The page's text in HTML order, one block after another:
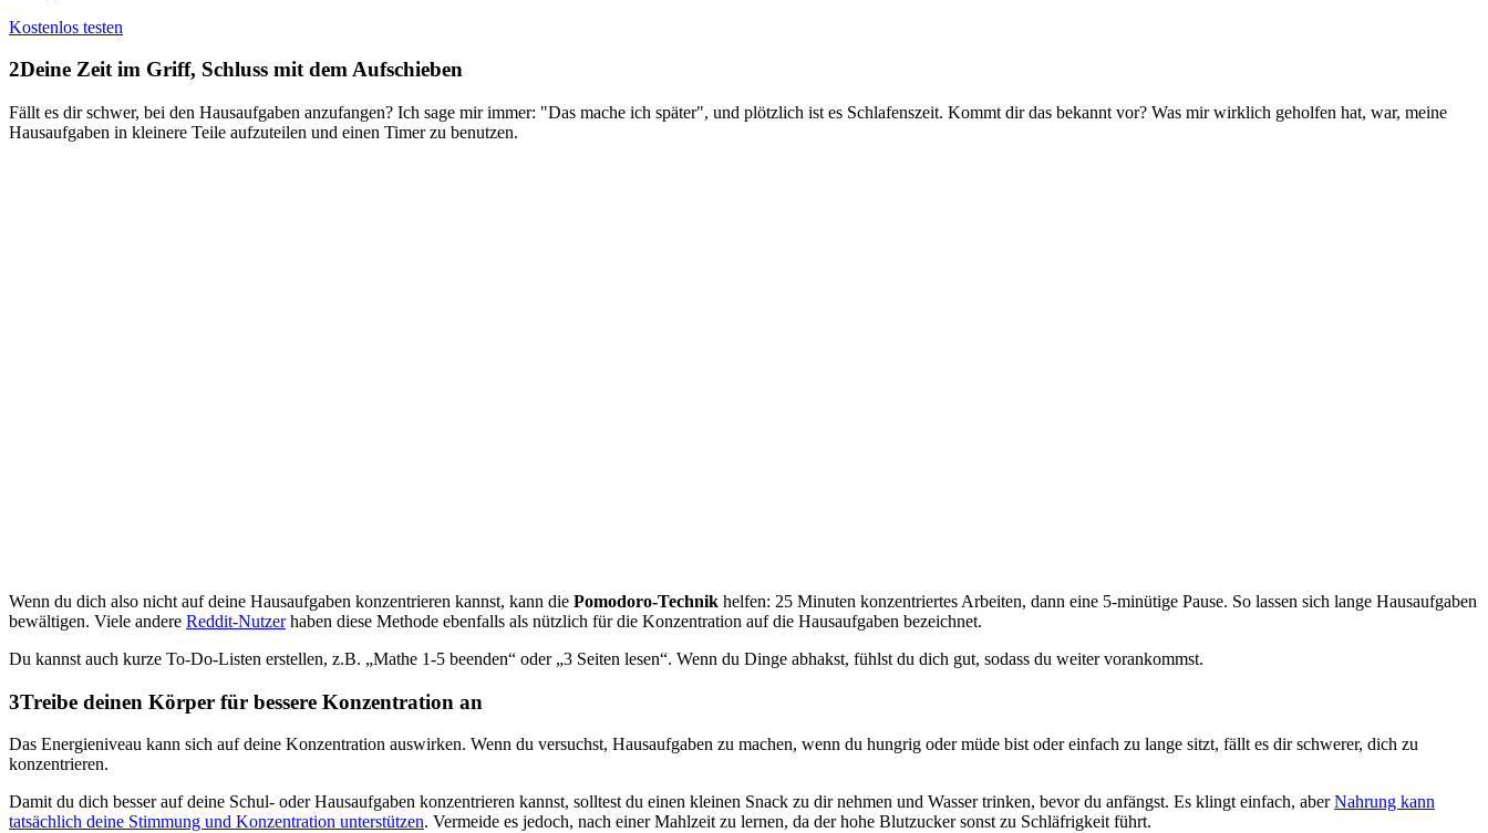
Kostenlos testen
2Deine Zeit im Griff, Schluss mit dem Aufschieben
Fällt es dir schwer, bei den Hausaufgaben anzufangen? Ich sage mir immer: "Das mache ich später", und plötzlich ist es Schlafenszeit. Kommt dir das bekannt vor? Was mir wirklich geholfen hat, war, meine
Hausaufgaben in kleinere Teile aufzuteilen und einen Timer zu benutzen.
Wenn du dich also nicht auf deine Hausaufgaben konzentrieren kannst, kann die Pomodoro-Technik helfen: 25 Minuten konzentriertes Arbeiten, dann eine 5-minütige Pause. So lassen sich lange Hausaufgaben
bewältigen. Viele andere Reddit-Nutzerhaben diese Methode ebenfalls als nützlich für die Konzentration auf die Hausaufgaben bezeichnet.
Du kannst auch kurze To-Do-Listen erstellen, z.B. „Mathe 1-5 beenden“ oder „3 Seiten lesen“. Wenn du Dinge abhakst, fühlst du dich gut, sodass du weiter vorankommst.
3Treibe deinen Körper für bessere Konzentration an
Das Energieniveau kann sich auf deine Konzentration auswirken. Wenn du versuchst, Hausaufgaben zu machen, wenn du hungrig oder müde bist oder einfach zu lange sitzt, fällt es dir schwerer, dich zu
konzentrieren.
Damit du dich besser auf deine Schul- oder Hausaufgaben konzentrieren kannst, solltest du einen kleinen Snack zu dir nehmen und Wasser trinken, bevor du anfängst. Es klingt einfach, aberNahrung kann
tatsächlich deine Stimmung und Konzentration unterstützen. Vermeide es jedoch, nach einer Mahlzeit zu lernen, da der hohe Blutzucker sonst zu Schläfrigkeit führt.